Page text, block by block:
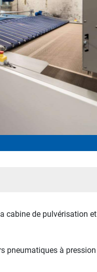
cabine de pulvérisation et
pneumatiques à pression